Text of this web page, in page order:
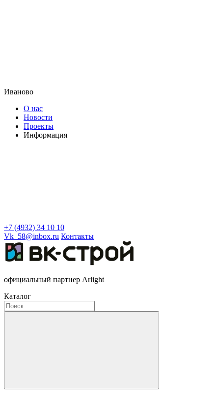
Иваново
О нас
Новости
Проекты
Информация
+7 (4932) 34 10 10
Vk_58@inbox.ru Контакты
официальный партнер Arlight
Каталог